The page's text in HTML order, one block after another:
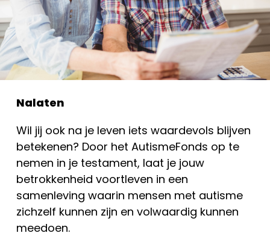
Nalaten
Wil jij ook na je leven iets waardevols blijven
betekenen? Door het AutismeFonds op te
nemen in je testament, laat je jouw
betrokkenheid voortleven in een
samenleving waarin mensen met autisme
zichzelf kunnen zijn en volwaardig kunnen
meedoen.